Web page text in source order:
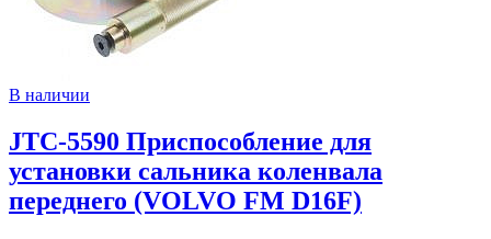
В наличии
JTC-5590 Приспособление для
установки сальника коленвала
переднего (VOLVO FM D16F)